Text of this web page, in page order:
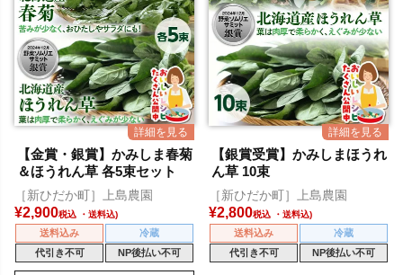
【金賞・銀賞】かみしま春菊
＆ほうれん草 各5束セット
［新ひだか町］上島農園
¥2,900税込
送料込み
冷蔵
代引き不可
NP後払い不可
【銀賞受賞】かみしまほうれ
ん草 10束
［新ひだか町］上島農園
¥2,800税込
送料込み
冷蔵
代引き不可
NP後払い不可